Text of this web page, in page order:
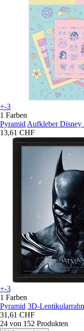
+-3
1 Farben
Pyramid Aufkleber Disney
13,61 CHF
+-3
1 Farben
Pyramid 3D-
31,61 CHF
24 von 152 Produkten